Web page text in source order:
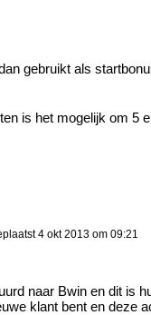
gebruikt als
is het mogelijk om 5
4 okt 2013 om 09:21
naar Bwin en dit is
klant bent en deze